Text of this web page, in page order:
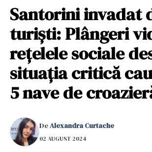
Santorini invadat
turiști: Plângeri
rețelele sociale
situația critică
5 nave de
DeAlexandra Curtache
02 AUGUST 2024